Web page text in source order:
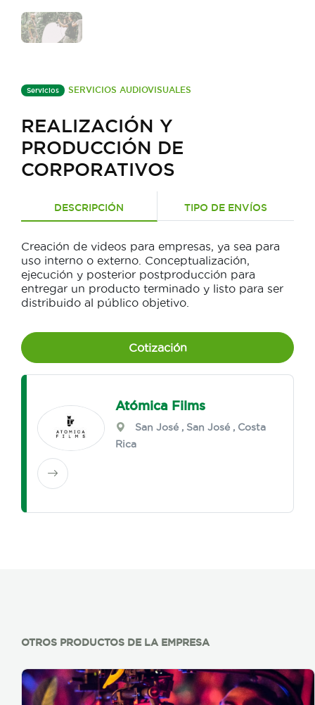
Servicios SERVICIOS AUDIOVISUALES
REALIZACIÓN Y
PRODUCCIÓN DE
CORPORATIVOS
DESCRIPCIÓN TIPO DE ENVÍOS
Creación de videos para empresas, ya sea para
uso interno o externo. Conceptualización,
ejecución y posterior postproducción para
entregar un producto terminado y listo para ser
distribuido al público objetivo.
Cotización
Atómica Films
San José , San José , Costa
Rica
OTROS PRODUCTOS DE LA EMPRESA